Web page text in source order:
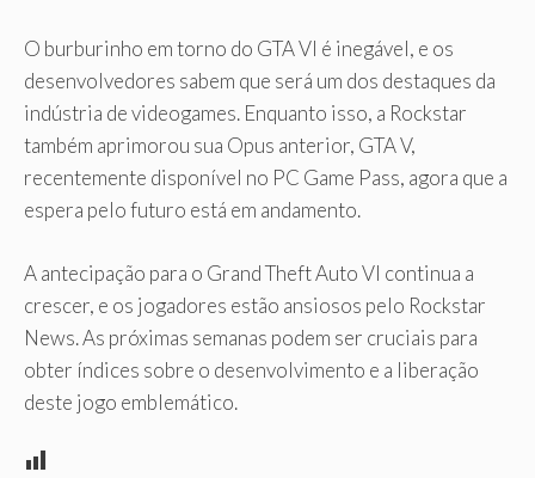
O burburinho em torno do GTA VI é inegável, e os
desenvolvedores sabem que será um dos destaques da
indústria de videogames. Enquanto isso, a Rockstar
também aprimorou sua Opus anterior, GTA V,
recentemente disponível no PC Game Pass, agora que a
espera pelo futuro está em andamento.
A antecipação para o Grand Theft Auto VI continua a
crescer, e os jogadores estão ansiosos pelo Rockstar
News. As próximas semanas podem ser cruciais para
obter índices sobre o desenvolvimento e a liberação
deste jogo emblemático.